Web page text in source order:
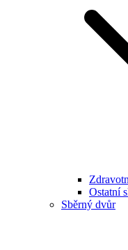
Ostatní
Sběrný dvůr